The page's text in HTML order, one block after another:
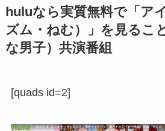
huluなら実質無料で「ア
ズム・ねむ）」 を見るこ
な男子）共演番組
[quads id=2]